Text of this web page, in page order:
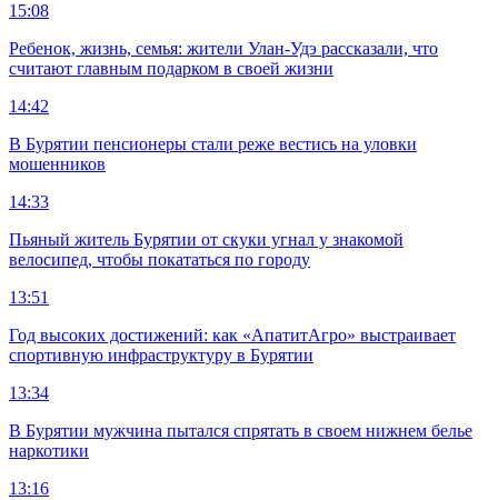
15:08
Ребенок, жизнь, семья: жители Улан-Удэ рассказали, что
считают главным подарком в своей жизни
14:42
В Бурятии пенсионеры стали реже вестись на уловки
мошенников
14:33
Пьяный житель Бурятии от скуки угнал у знакомой
велосипед, чтобы покататься по городу
13:51
Год высоких достижений: как «АпатитАгро» выстраивает
спортивную инфраструктуру в Бурятии
13:34
В Бурятии мужчина пытался спрятать в своем нижнем белье
наркотики
13:16